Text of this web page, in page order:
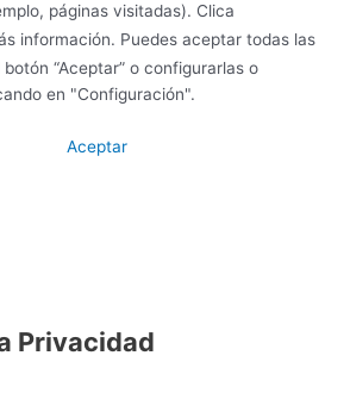
páginas visitadas). Clica
información. Puedes aceptar todas las
“Aceptar” o configurarlas o
en "Configuración".
Aceptar
Privacidad